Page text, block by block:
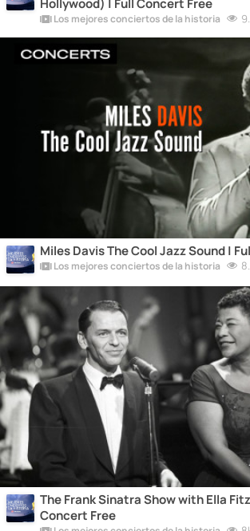
Hollywood) | Full Concert Free
Los mejores conciertos de la historia
Miles Davis The Cool Jazz Sound |
Los mejores conciertos de la historia
The Frank Sinatra Show with Ella
Concert Free